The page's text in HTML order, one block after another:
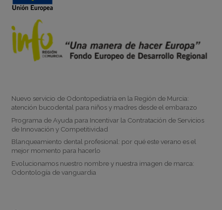
Nuevo servicio de Odontopediatría en la Región de Murcia:
atención bucodental para niños y madres desde el embarazo
Programa de Ayuda para Incentivar la Contratación de Servicios
de Innovación y Competitividad
Blanqueamiento dental profesional: por qué este verano es el
mejor momento para hacerlo
Evolucionamos nuestro nombre y nuestra imagen de marca:
Odontología de vanguardia